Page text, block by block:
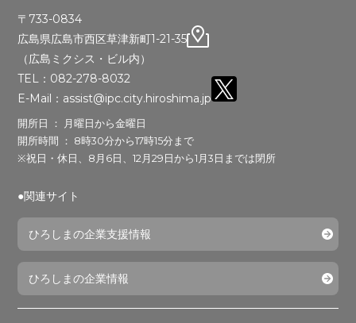
〒733-0834
広島県広島市西区草津新町1-21-35
（広島ミクシス・ビル内）
TEL：082-278-8032
E-Mail：assist@ipc.city.hiroshima.jp
開所日 ： 月曜日から金曜日
開所時間 ： 8時30分から17時15分まで
※祝日・休日、8月6日、12月29日から1月3日までは閉所
●関連サイト
ひろしまの企業支援情報
ひろしまの企業情報